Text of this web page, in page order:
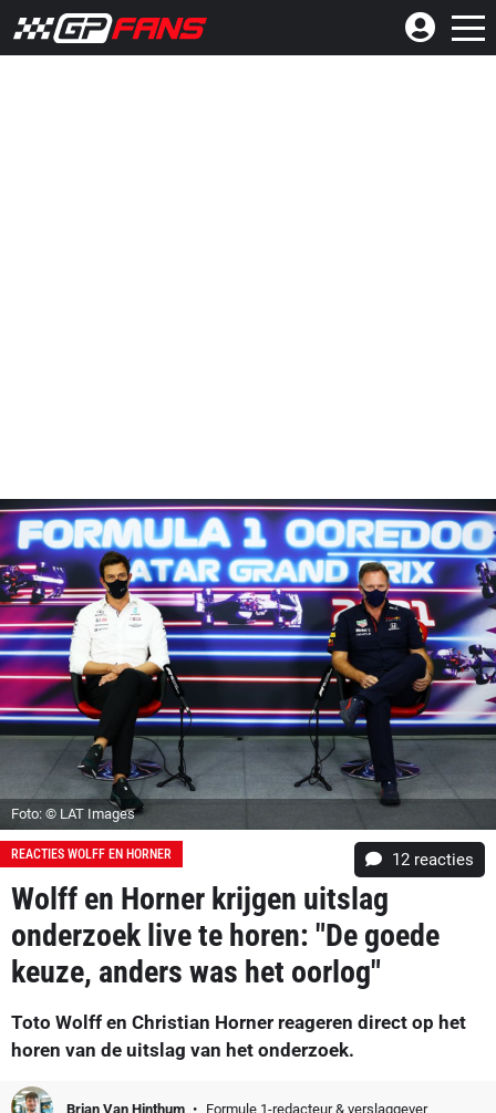
Foto: © LAT Images
REACTIES WOLFF EN HORNER 12 reacties
Wolff en Horner krijgen uitslag
onderzoek live te horen: "De goede
keuze, anders was het oorlog"
Toto Wolff en Christian Horner reageren direct op het
horen van de uitslag van het onderzoek.
Brian Van Hinthum Formule 1-redacteur & verslaggever